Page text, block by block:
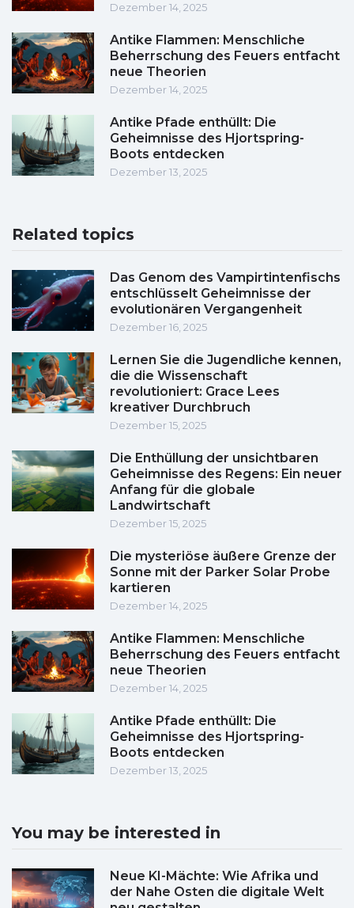
Dezember 14, 2025
Antike Flammen: Menschliche
Beherrschung des Feuers entfacht
neue Theorien
Dezember 14, 2025
Antike Pfade enthüllt: Die
Geheimnisse des Hjortspring-
Boots entdecken
Dezember 13, 2025
Related topics
Das Genom des Vampirtintenfischs
entschlüsselt Geheimnisse der
evolutionären Vergangenheit
Dezember 16, 2025
Lernen Sie die Jugendliche kennen,
die die Wissenschaft
revolutioniert: Grace Lees
kreativer Durchbruch
Dezember 15, 2025
Die Enthüllung der unsichtbaren
Geheimnisse des Regens: Ein neuer
Anfang für die globale
Landwirtschaft
Dezember 15, 2025
Die mysteriöse äußere Grenze der
Sonne mit der Parker Solar Probe
kartieren
Dezember 14, 2025
Antike Flammen: Menschliche
Beherrschung des Feuers entfacht
neue Theorien
Dezember 14, 2025
Antike Pfade enthüllt: Die
Geheimnisse des Hjortspring-
Boots entdecken
Dezember 13, 2025
You may be interested in
Neue KI-Mächte: Wie Afrika und
der Nahe Osten die digitale Welt